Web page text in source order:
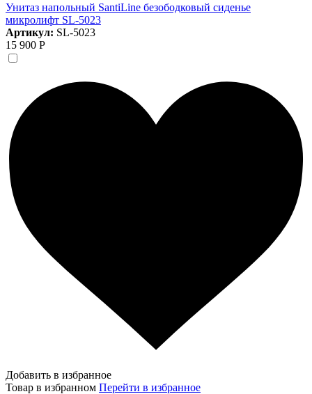
Унитаз напольный SantiLine безободковый сиденье
микролифт SL-5023
Артикул: SL-5023
15 900 Р
Добавить в избранное
Товар в избранном Перейти в избранное